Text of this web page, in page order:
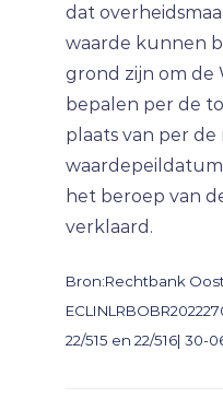
dat
waarde kunnen
grond zijn om de
bepalen per de
plaats van per
het beroep van
verklaard.
Bron:Rechtbank
22/515 en 22/516| 30-